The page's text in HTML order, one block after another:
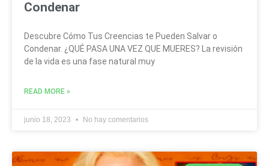
Condenar
Descubre Cómo Tus Creencias te Pueden Salvar o
Condenar. ¿QUÉ PASA UNA VEZ QUE MUERES? La revisión
de la vida es una fase natural muy
READ MORE »
junio 18, 2023 No hay comentarios